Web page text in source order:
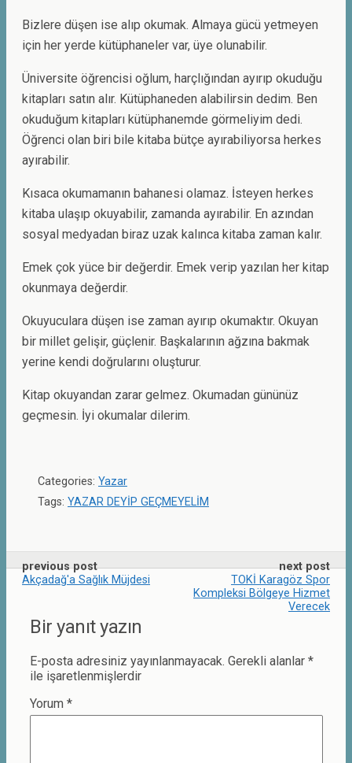
Bizlere düşen ise alıp okumak. Almaya gücü yetmeyen
için her yerde kütüphaneler var, üye olunabilir.
Üniversite öğrencisi oğlum, harçlığından ayırıp okuduğu
kitapları satın alır. Kütüphaneden alabilirsin dedim. Ben
okuduğum kitapları kütüphanemde görmeliyim dedi.
Öğrenci olan biri bile kitaba bütçe ayırabiliyorsa herkes
ayırabilir.
Kısaca okumamanın bahanesi olamaz. İsteyen herkes
kitaba ulaşıp okuyabilir, zamanda ayırabilir. En azından
sosyal medyadan biraz uzak kalınca kitaba zaman kalır.
Emek çok yüce bir değerdir. Emek verip yazılan her kitap
okunmaya değerdir.
Okuyuculara düşen ise zaman ayırıp okumaktır. Okuyan
bir millet gelişir, güçlenir. Başkalarının ağzına bakmak
yerine kendi doğrularını oluşturur.
Kitap okuyandan zarar gelmez. Okumadan gününüz
geçmesin. İyi okumalar dilerim.
Categories: Yazar
Tags: YAZAR DEYİP GEÇMEYELİM
previous post
Akçadağ'a Sağlık Müjdesi
next post
TOKİ Karagöz Spor
Kompleksi Bölgeye Hizmet
Verecek
Bir yanıt yazın
E-posta adresiniz yayınlanmayacak. Gerekli alanlar *
ile işaretlenmişlerdir
Yorum *